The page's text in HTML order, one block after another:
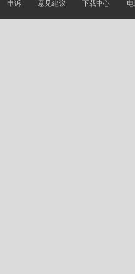
申诉 意见建议 下载中心 电